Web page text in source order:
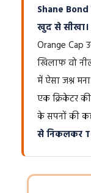
Shane
खुद से सीखा।
Orange Cap
खिलाफ वो
में ऐसा जश्न
एक क्रिकेटर
के सपनों की
से निकलकर